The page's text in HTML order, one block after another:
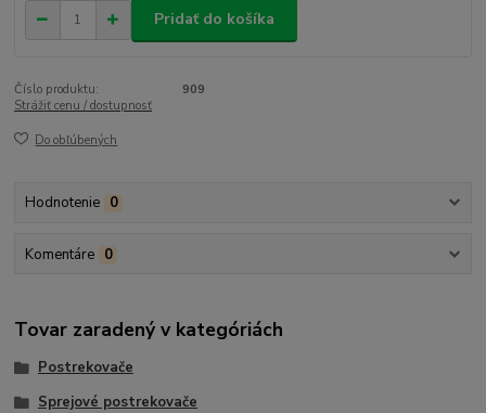
Pridať do košíka
Číslo produktu:
909
Strážiť cenu / dostupnosť
Do obľúbených
Hodnotenie 0
Komentáre 0
Tovar zaradený v kategóriách
Postrekovače
Sprejové postrekovače